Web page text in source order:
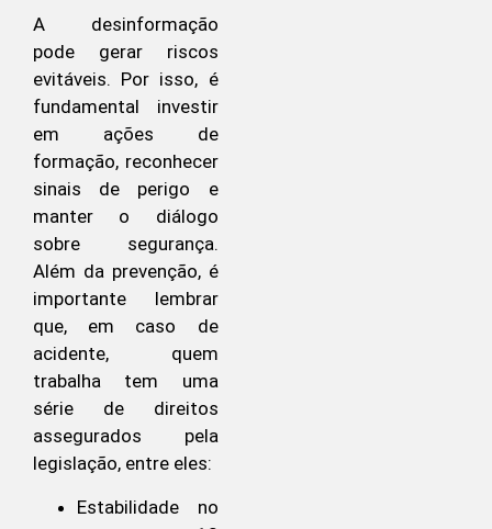
A desinformação
pode gerar riscos
evitáveis. Por isso, é
fundamental investir
em ações de
formação, reconhecer
sinais de perigo e
manter o diálogo
sobre segurança.
Além da prevenção, é
importante lembrar
que, em caso de
acidente, quem
trabalha tem uma
série de direitos
assegurados pela
legislação, entre eles:
Estabilidade no